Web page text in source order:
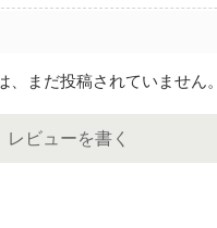
、まだ投稿されていません。
レビューを書く